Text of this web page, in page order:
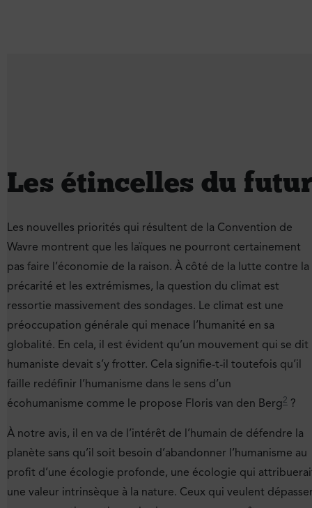
Les étincelles du
Les nouvelles priorités qui résultent de la Convention de
Wavre montrent que les laïques ne pourront certainement
pas faire l’économie de la raison. À côté de la lutte contre la
précarité et les extrémismes, la question du climat est
ressortie massivement des sondages. Le climat est une
préoccupation générale qui menace l’humanité en sa
globalité. En cela, il est évident qu’un mouvement qui se dit
humaniste devait s’y frotter. Cela signifie-t-il toutefois qu’il
faille redéfinir l’humanisme dans le sens d’un
écohumanisme comme le propose Floris van den Berg2 ?
À notre avis, il en va de l’intérêt de l’humain de défendre la
planète sans qu’il soit besoin d’abandonner l’humanisme au
profit d’une écologie profonde, une écologie qui
une valeur intrinsèque à la nature. Ceux qui veulent